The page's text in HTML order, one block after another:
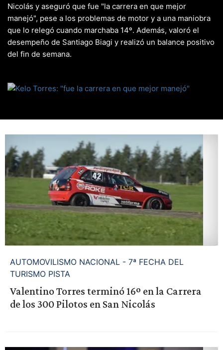
Nicolás y aseguró que fue "la carrera en que mejor
manejó", pese a los problemas de motor y a una maniobra
que lo relegó cuando marchaba 14º. Además, valoró el
desempeño de Santiago Biagi y realizó un balance positivo
del fin de semana.
AUTOMOVILISMO NACIONAL - 7ª FECHA DEL
TURISMO PISTA
Valentino Torres terminó 16º en la Carrera
de los 300 Pilotos en San Nicolás